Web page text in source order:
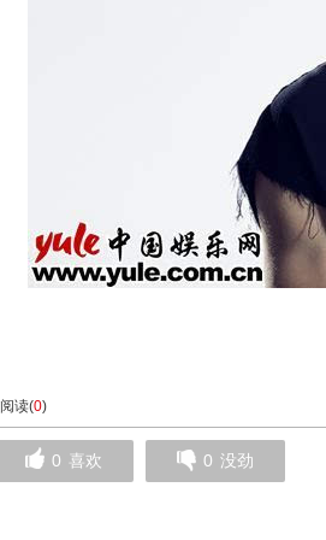
阅读(0)
0 喜欢 0 没劲